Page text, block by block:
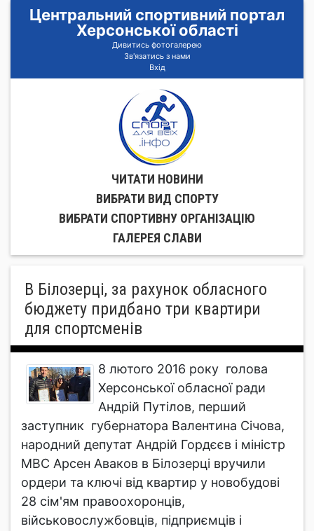
Центральний спортивний портал
Херсонської області
Дивитись фотогалерею
Зв'язатись з нами
Вхід
ЧИТАТИ НОВИНИ
ВИБРАТИ ВИД СПОРТУ
ВИБРАТИ СПОРТИВНУ ОРГАНIЗАЦIЮ
ГАЛЕРЕЯ СЛАВИ
В Білозерці, за рахунок обласного
бюджету придбано три квартири
для спортсменів
8 лютого 2016 року голова
Херсонської обласної ради
Андрій Путілов, перший
заступник губернатора Валентина Січова,
народний депутат Андрій Гордєєв і міністр
МВС Арсен Аваков в Білозерці вручили
ордери та ключі від квартир у новобудові
28 сім'ям правоохоронців,
військовослужбовців, підприємців і